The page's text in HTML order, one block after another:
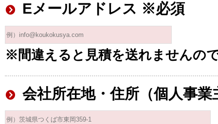
Eメールアドレス ※必須
※間違えると見積を送れませんの
会社所在地・住所（個人事業